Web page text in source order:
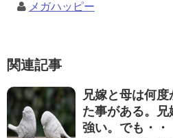
メガハッピー
関連記事
兄嫁と母は何
た事がある。
強い。でも・・